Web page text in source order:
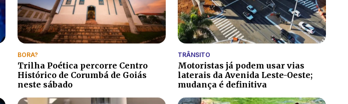
BORA?
Trilha Poética percorre Centro
Histórico de Corumbá de Goiás
neste sábado
TRÂNSITO
Motoristas já podem usar vias
laterais da Avenida Leste-Oeste;
mudança é definitiva